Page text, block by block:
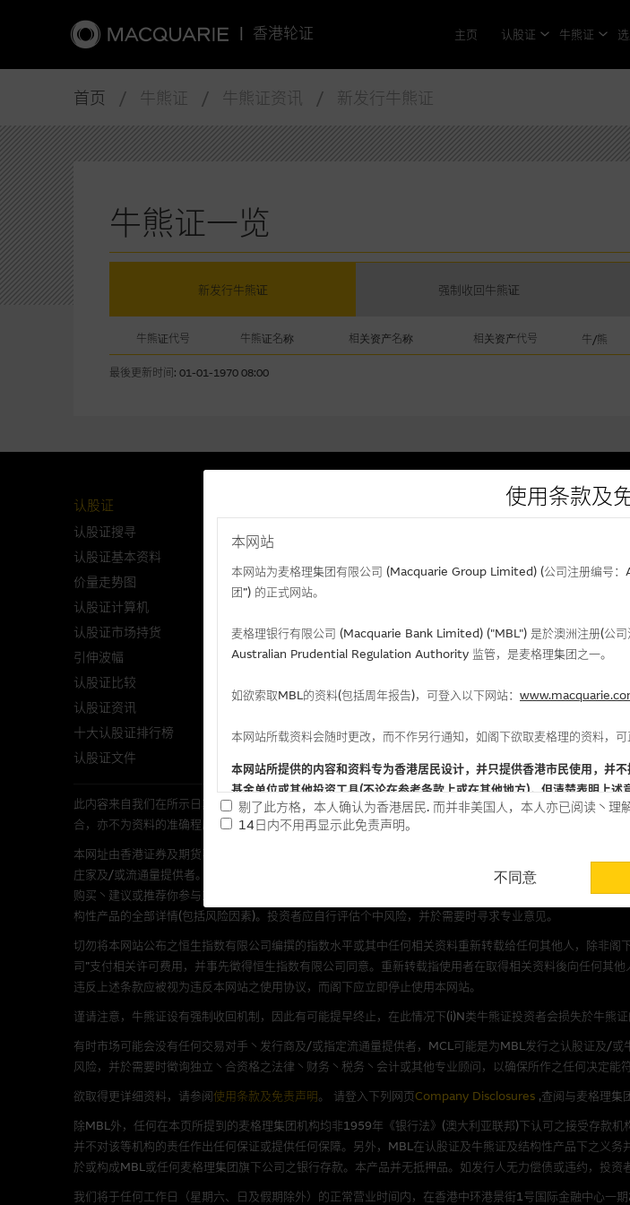
| 香港轮证 主页 认股证 牛熊证
首页 / 牛熊证 / 牛熊证资讯 / 新发行牛熊证
牛熊证一览
新发行牛熊证 强制收回牛熊证
牛熊证代号 牛熊证名称 相关资产名称 相关资产代号 牛/熊
最後更新时间: 01-01-1970 08:00
使用条款及
本网站
本网站为麦格理集团有限公司 (Macquarie Group Limited) (公司注册编号
团”) 的正式网站。
麦格理银行有限公司 (Macquarie Bank Limited) ("MBL") 是於澳洲注册(公
Australian Prudential Regulation Authority 监管，是麦格理集团之一。
如欲索取MBL的资料(包括周年报告)，可登入以下网站：
本网站所载资料会随时更改，而不作另行通知，如阁下欲取麦格理的资料，可
本网站所提供的内容和资料专为香港居民设计，并只提供香港市民使用，并
基金单位或其他投资工具(不论在参考条款上或在其他地方)，但清楚表明上述
网站内容来自我们在所示日期时认为可靠之来源，且均以真诚提供。惟麦格
未必完整或准确。麦格理集团不会，亦没有义务更新网站内容，或修正任何
予更改或删除，而毋须作出通知。
任何指示价格报价丶公开资料或分析是基於我们相信的假设及参数而预备的
的，因此并不保证该类报价单丶公开资料或分析为准确丶完整或合理。我们
何用途上均完整丶可靠丶准确丶合时或适合，亦不为资料的准确程度丶完整
网站内容不构成要约及徵求要约，或作为任何合约的根据，以购买或销售任
在法律最大许可的情况下，麦格理集团及其任何相关公司或其董事丶高层职
连结的第三者网站，在任何用途方面均可靠丶完整丶合时及准确，对任何因
网站内容的依赖而导致的损失或损毁，亦一概不会承担责任或债务。
剔了此方格，本人确认为香港居民. 而并非美国人，本人亦已阅读丶理
14日内不用再显示此免责声明。
不同意
认股证
认股证搜寻
认股证基本资料
价量走势图
认股证计算机
认股证市场持货
引伸波幅
认股证比较
认股证资讯
十大认股证排行榜
认股证文件
牛熊证搜寻
价量走势图
牛熊证市场持货
牛熊证比较
牛熊证文件
麦格理轮证教学短片
业绩公布
麦格理精选
中
股
AH
此内容来自我们在所示日期时认为可靠之来源，且均以真诚提供。然而，Macquarie Capital Limited (CE
合，亦不为资料的准确程度丶完整性及合时性负上责任。
本网址由香港证券及期货事务监察委员会注册交易商MCL提供。MCL为本文所提及上市股份有关的
庄家及/或流通量提供者。本网站内容仅为香港居民设计，并只供香港市民使用，不适用於美国人或其他国
购买丶建议或推荐你参与或完成任何交易，或提供任何投资建议或服务。结构性产品之价格可升可跌，在
构性产品的全部详情(包括风险因素)。投资者应自行评估个中风险，并於需要时寻求专业意见。
切勿将本网站公布之恒生指数有限公司编撰的指数水平或其中任何相关资料重新转载给任何其他人，除非
司”支付相关许可费用，并事先徵得恒生指数有限公司同意。重新转载指使用者在取得相关资料後向任何其
违反上述条款应被视为违反本网站之使用协议，而阁下应立即停止使用本网站。
谨请注意，牛熊证设有强制收回机制，因此有可能提早终止，在此情况下(i)N类牛熊证投资者会损失於牛熊
有时市场可能会没有任何交易对手丶发行商及/或指定流通量提供者，MCL可能是为MBL发行之认股证及/
风险，并於需要时徵询独立丶合资格之法律丶财务丶税务丶会计或其他专业顾问，以确保所作之任何决定
欲取得更详细资料，请参阅使用条款及免责声明。 请登入下列网页Company Disclosures ,查阅与麦格理集
除MBL外，任何在本页所提到的麦格理集团机构均非1959年《银行法》(澳大利亚联邦)下认可之接受存款
并不对该等机构的责任作出任何保证或提供任何保障。另外，MBL在认股证及牛熊证及结构性产品下之义
於或构成MBL或任何麦格理集团旗下公司之银行存款。本产品并无抵押品。如发行人无力偿债或违约，投资
我们将于任何工作日（星期六、日及假期除外）的正常营业时间内，在香港中环港景街1号国际金融中心